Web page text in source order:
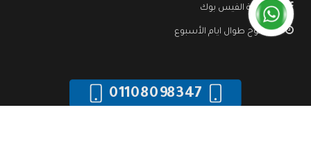
صفحة الفيس بوك
مفتوح طوال ايام الأسبوع
01108098347